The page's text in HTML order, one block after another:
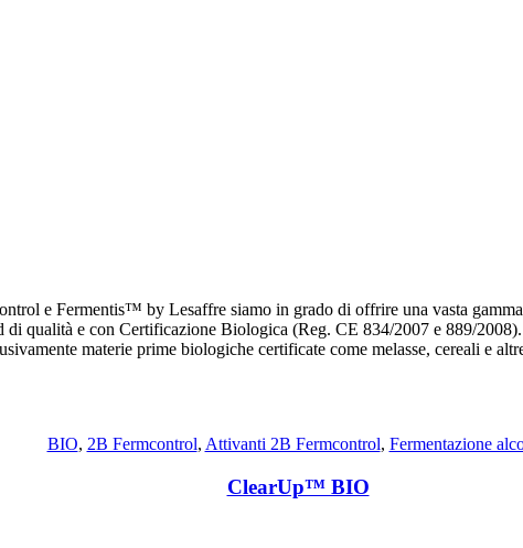
e Fermentis™ by Lesaffre siamo in grado di offrire una vasta
qualità e con Certificazione Biologica (Reg. CE 834/2007 e 889/2008).
materie prime biologiche certificate come melasse, cereali e
BIO, 2B Fermcontrol, Attivanti 2B Fermcontrol, Fermentazione
ClearUp™ BIO